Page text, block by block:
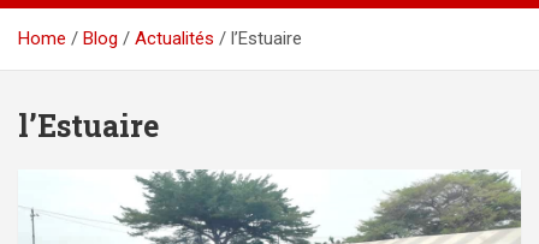
Home Blog Actualités l’Estuaire
l’Estuaire